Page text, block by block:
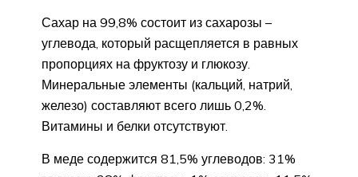
Сахар на 99,8% состоит из сахарозы –
углевода, который расщепляется в равных
пропорциях на фруктозу и глюкозу.
Минеральные элементы (кальций, натрий,
железо) составляют всего лишь 0,2%.
Витамины и белки отсутствуют.
В меде содержится 81,5% углеводов: 31%